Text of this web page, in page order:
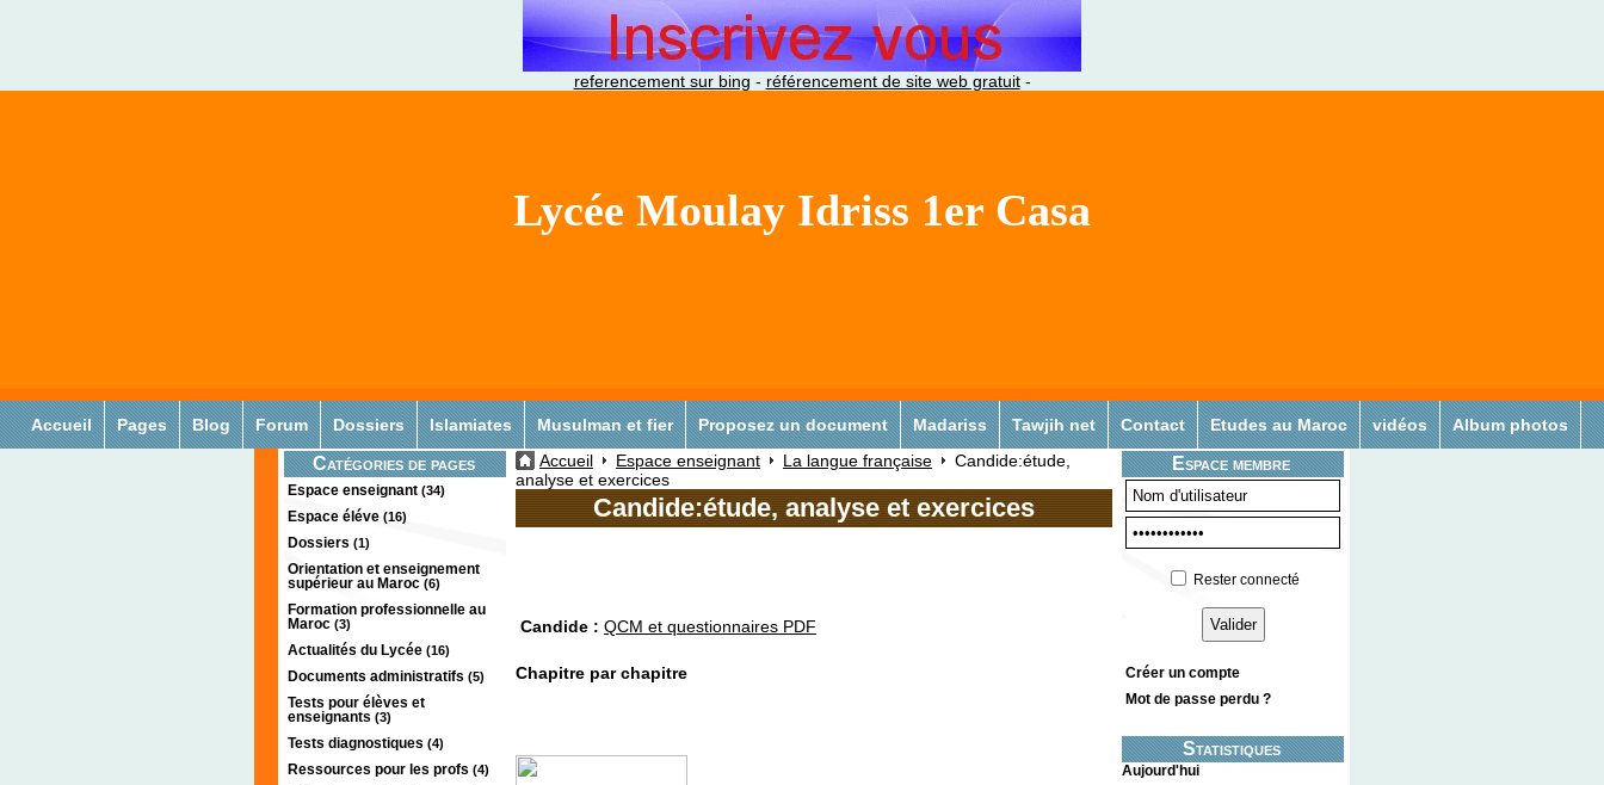
referencement sur bing - référencement de site web gratuit-
Lycée Moulay Idriss 1er Casa
Accueil Pages Blog Forum Dossiers Islamiates Musulman et fier Proposez un document Madariss Tawjih net Contact Etudes au Maroc vidéos Album photos
Catégories de pages
Espace enseignant (34)
Espace éléve (16)
Dossiers (1)
Orientation et enseignement
supérieur au Maroc (6)
Formation professionnelle au
Maroc (3)
Actualités du Lycée (16)
Documents administratifs (5)
Tests pour élèves et
enseignants (3)
Tests diagnostiques (4)
Ressources pour les profs (4)
Espace membre
Rester connecté
Créer un compte
Mot de passe perdu ?
Statistiques
Aujourd'hui
Accueil Espace enseignant La langue française
Candide:étude,
analyse et exercices
Candide:étude, analyse et exercices
Candide : QCM et questionnaires PDF
Chapitre par chapitre